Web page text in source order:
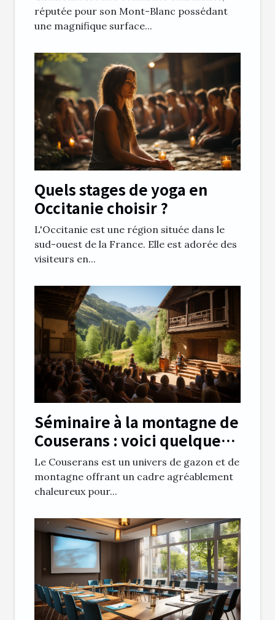
réputée pour son Mont-Blanc possédant
une magnifique surface...
Quels stages de yoga en
Occitanie choisir ?
L'Occitanie est une région située dans le
sud-ouest de la France. Elle est adorée des
visiteurs en...
Séminaire à la montagne de
Couserans : voici quelques
avantages notables
Le Couserans est un univers de gazon et de
montagne offrant un cadre agréablement
chaleureux pour...